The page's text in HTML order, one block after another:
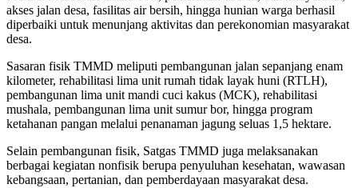
akses jalan desa, fasilitas air bersih, hingga hunian warga berhasil
diperbaiki untuk menunjang aktivitas dan perekonomian masyarakat
desa.
Sasaran fisik TMMD meliputi pembangunan jalan sepanjang enam
kilometer, rehabilitasi lima unit rumah tidak layak huni (RTLH),
pembangunan lima unit mandi cuci kakus (MCK), rehabilitasi
mushala, pembangunan lima unit sumur bor, hingga program
ketahanan pangan melalui penanaman jagung seluas 1,5 hektare.
Selain pembangunan fisik, Satgas TMMD juga melaksanakan
berbagai kegiatan nonfisik berupa penyuluhan kesehatan, wawasan
kebangsaan, pertanian, dan pemberdayaan masyarakat desa.